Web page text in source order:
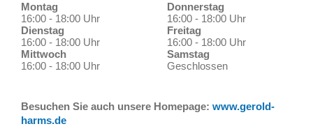
Montag
16:00 - 18:00 Uhr
Dienstag
16:00 - 18:00 Uhr
Mittwoch
16:00 - 18:00 Uhr
Donnerstag
16:00 - 18:00 Uhr
Freitag
16:00 - 18:00 Uhr
Samstag
Geschlossen
Besuchen Sie auch unsere Homepage: www.gerold-
harms.de